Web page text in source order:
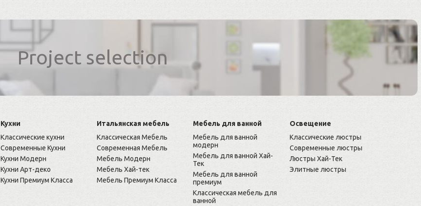
Project selection
Кухни
Классические кухни
Современные Кухни
Кухни Модерн
Кухни Арт-деко
Кухни Премиум Класса
Итальянская мебель
Классическая Мебель
Современная Мебель
Мебель Модерн
Мебель Хай-тек
Мебель Премиум Класса
Мебель для ванной
Мебель для ванной
модерн
Мебель для ванной Хай-
Тек
Мебель для ванной
премиум
Классическая мебель для
ванной
Освещение
Классические люстры
Современные люстры
Люстры Хай-Тек
Элитные люстры